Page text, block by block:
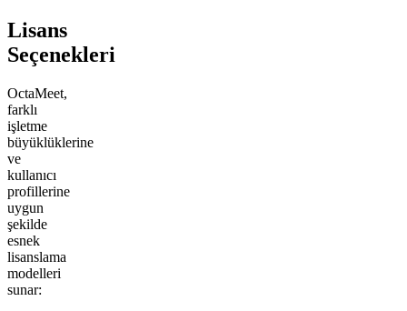
Lisans
Seçenekleri
OctaMeet,
farklı
işletme
büyüklüklerine
ve
kullanıcı
profillerine
uygun
şekilde
esnek
lisanslama
modelleri
sunar: